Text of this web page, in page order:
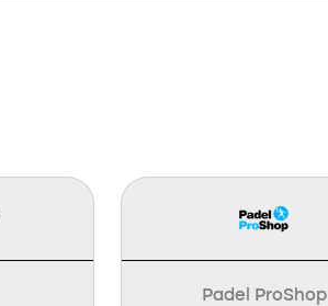
Padel ProShop